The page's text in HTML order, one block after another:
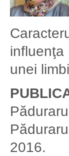
influenţa
unei
2016.